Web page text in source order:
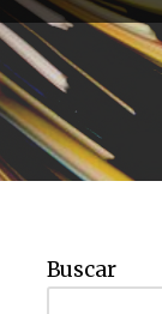
Buscar